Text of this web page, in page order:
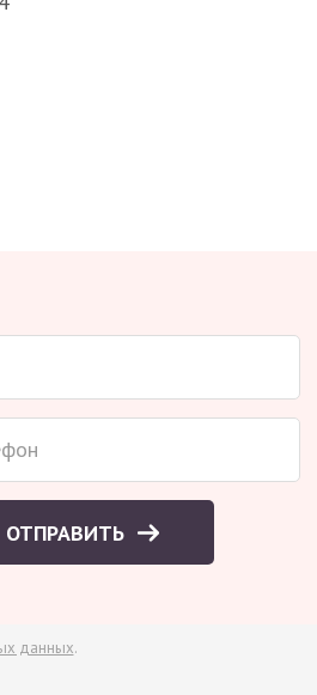
ОТПРАВИТЬ
данных.